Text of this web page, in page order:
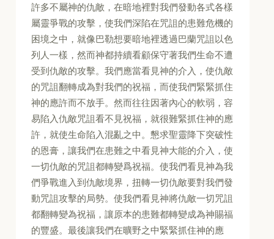
許多不屬神的仇敵，在暗地裡對我們發動各式各樣
屬靈爭戰的攻擊，使我們深陷在咒詛的患難危機的
困境之中，就像巴勒想要暗地裡透過巴蘭咒詛以色
列人一樣，然而神都持續看顧保守著我們生命不遭
受到仇敵的攻擊。我們應當看見神的介入，使仇敵
的咒詛翻轉成為對我們的祝福，而使我們緊緊抓住
神的應許而不放手。然而往往因著內心的軟弱，容
易陷入仇敵咒詛看不見祝福，就很難緊抓住神的應
許，就使生命陷入混亂之中。懇求聖靈降下突破性
的恩膏，讓我們在患難之中看見神大能的介入，使
一切仇敵的咒詛都轉變爲祝福。使我們看見神為我
們爭戰進入到仇敵境界，扭轉一切仇敵要對我們發
動咒詛攻擊的局勢。使我們看見神將仇敵一切咒詛
都翻轉變為祝福，讓原本的患難都轉變成為神賜福
的豐盛。最後讓我們在曠野之中緊緊抓住神的應